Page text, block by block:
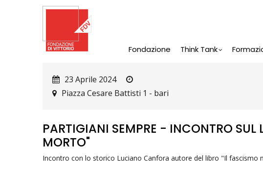
Fondazione Think Tank
23 Aprile 2024
Piazza Cesare Battisti 1 - bari
PARTIGIANI SEMPRE - INCONTRO SUL
MORTO"
Incontro con lo storico Luciano Canfora autore del libro "Il fascismo